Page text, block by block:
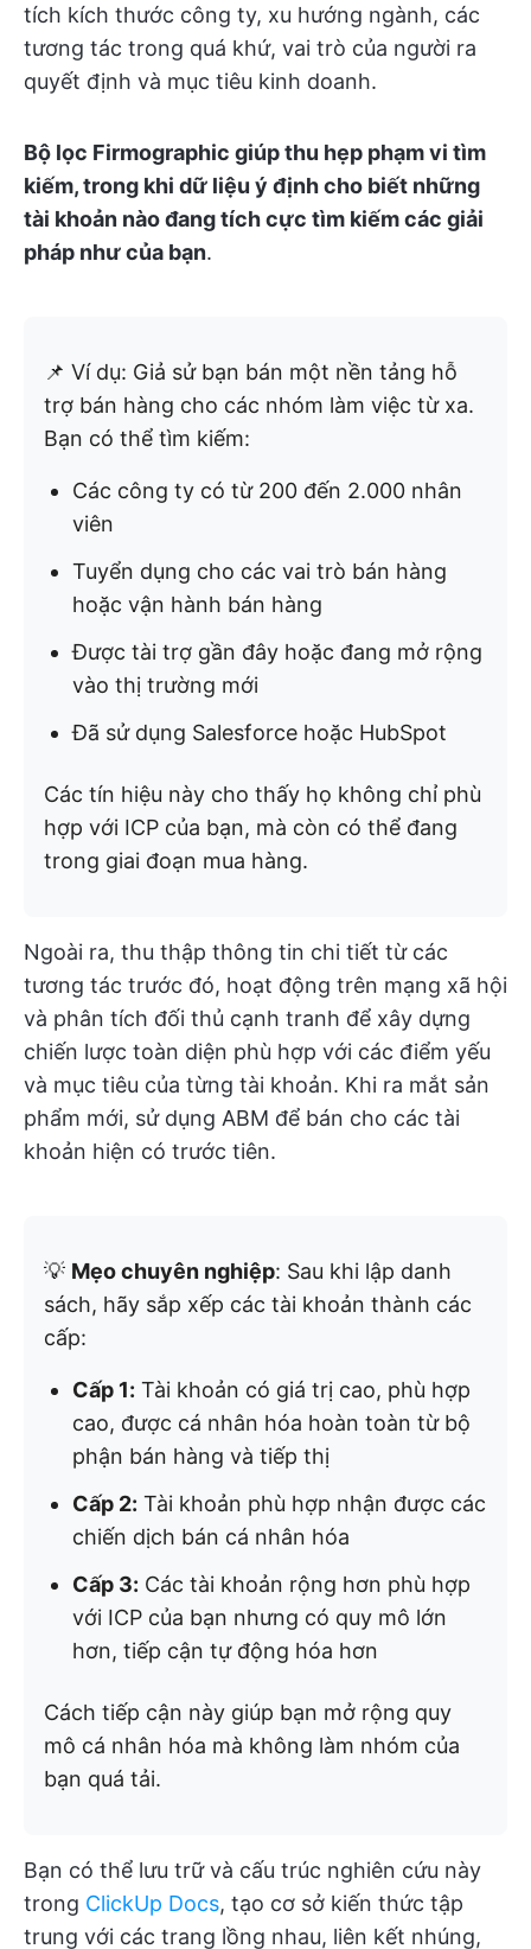
tích kích thước công ty, xu hướng ngành, các
tương tác trong quá khứ, vai trò của người ra
quyết định và mục tiêu kinh doanh.
Bộ lọc Firmographic giúp thu hẹp phạm vi tìm
kiếm, trong khi dữ liệu ý định cho biết những
tài khoản nào đang tích cực tìm kiếm các giải
pháp như của bạn.
📌 Ví dụ: Giả sử bạn bán một nền tảng hỗ
trợ bán hàng cho các nhóm làm việc từ xa.
Bạn có thể tìm kiếm:
Các công ty có từ 200 đến 2.000 nhân
viên
Tuyển dụng cho các vai trò bán hàng
hoặc vận hành bán hàng
Được tài trợ gần đây hoặc đang mở rộng
vào thị trường mới
Đã sử dụng Salesforce hoặc HubSpot
Các tín hiệu này cho thấy họ không chỉ phù
hợp với ICP của bạn, mà còn có thể đang
trong giai đoạn mua hàng.
Ngoài ra, thu thập thông tin chi tiết từ các
tương tác trước đó, hoạt động trên mạng xã hội
và phân tích đối thủ cạnh tranh để xây dựng
chiến lược toàn diện phù hợp với các điểm yếu
và mục tiêu của từng tài khoản. Khi ra mắt sản
phẩm mới, sử dụng ABM để bán cho các tài
khoản hiện có trước tiên.
💡 Mẹo chuyên nghiệp: Sau khi lập danh
sách, hãy sắp xếp các tài khoản thành các
cấp:
Cấp 1: Tài khoản có giá trị cao, phù hợp
cao, được cá nhân hóa hoàn toàn từ bộ
phận bán hàng và tiếp thị
Cấp 2: Tài khoản phù hợp nhận được các
chiến dịch bán cá nhân hóa
Cấp 3: Các tài khoản rộng hơn phù hợp
với ICP của bạn nhưng có quy mô lớn
hơn, tiếp cận tự động hóa hơn
Cách tiếp cận này giúp bạn mở rộng quy
mô cá nhân hóa mà không làm nhóm của
bạn quá tải.
Bạn có thể lưu trữ và cấu trúc nghiên cứu này
trong ClickUp Docs, tạo cơ sở kiến thức tập
trung với các trang lồng nhau, liên kết nhúng,